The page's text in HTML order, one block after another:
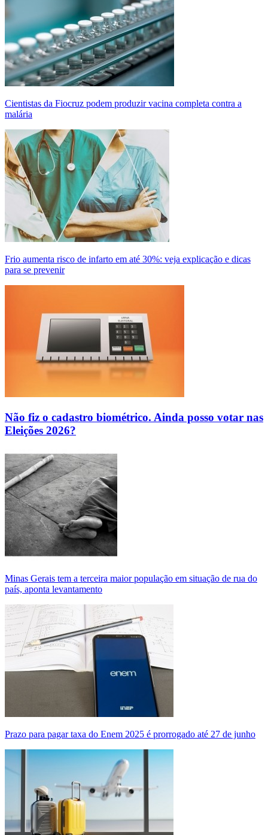
Cientistas da Fiocruz podem produzir vacina completa contra a
malária
Frio aumenta risco de infarto em até 30%: veja explicação e dicas
para se prevenir
Não fiz o cadastro biométrico. Ainda posso votar nas
Eleições 2026?
Minas Gerais tem a terceira maior população em situação de rua do
país, aponta levantamento
Prazo para pagar taxa do Enem 2025 é prorrogado até 27 de junho